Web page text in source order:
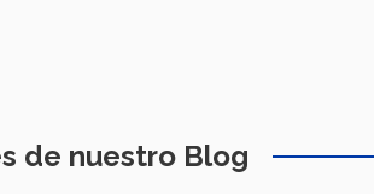
de nuestro Blog